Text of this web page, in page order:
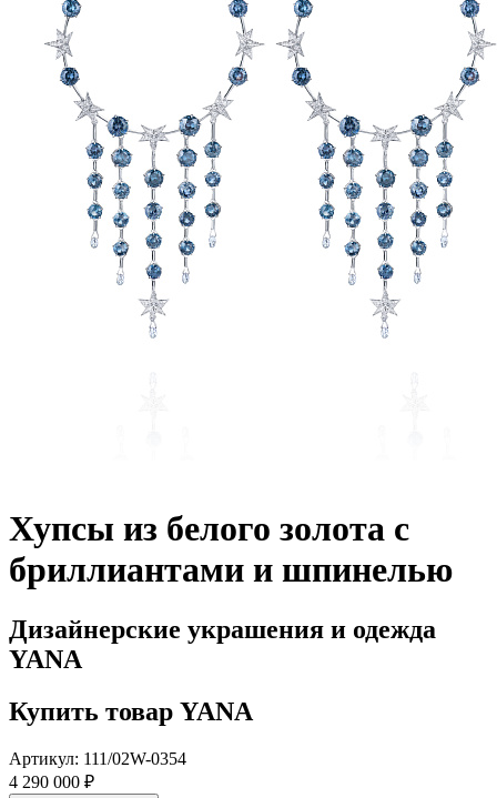
Хупсы из белого золота с
бриллиантами и шпинелью
Дизайнерские украшения и одежда
YANA
Купить товар YANA
Артикул: 111/02W-0354
4 290 000 ₽